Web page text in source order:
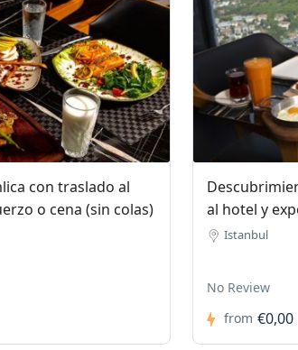
con traslado al
o cena (sin colas)
al hotel y
Istanbul
No Review
from €0,00